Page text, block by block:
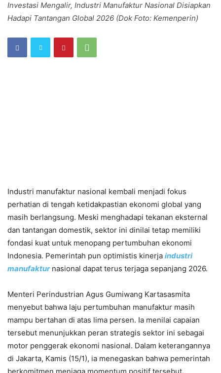
Investasi Mengalir, Industri Manufaktur Nasional Disiapkan
Hadapi Tantangan Global 2026 (Dok Foto: Kemenperin)
Industri manufaktur nasional kembali menjadi fokus
perhatian di tengah ketidakpastian ekonomi global yang
masih berlangsung. Meski menghadapi tekanan eksternal
dan tantangan domestik, sektor ini dinilai tetap memiliki
fondasi kuat untuk menopang pertumbuhan ekonomi
Indonesia. Pemerintah pun optimistis kinerja industri
manufakturnasional dapat terus terjaga sepanjang 2026.
Menteri Perindustrian Agus Gumiwang Kartasasmita
menyebut bahwa laju pertumbuhan manufaktur masih
mampu bertahan di atas lima persen. Ia menilai capaian
tersebut menunjukkan peran strategis sektor ini sebagai
motor penggerak ekonomi nasional. Dalam keterangannya
di Jakarta, Kamis (15/1), ia menegaskan bahwa pemerintah